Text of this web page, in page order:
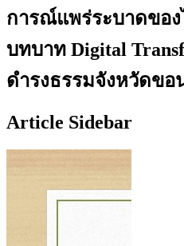
การณ์แพร่ระบาดของ
บทบาท Digital
ดำรงธรรมจังหวัดขอ
Article Sidebar